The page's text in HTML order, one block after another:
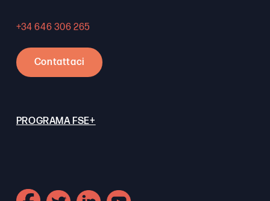
+34 646 306 265
Contattaci
PROGRAMA FSE+